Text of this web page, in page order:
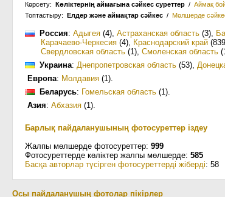
Көрсету: Көліктернің аймағына сәйкес суреттер / Аймақ
Топтастыру: Елдер және аймақтар сәйкес / Мөлшерде
Россия: Адыгея (4), Астраханская область (3),
Карачаево-Черкесия (4), Краснодарский край
Свердловская область (1), Смоленская область
Украина: Днепропетровская область (53),
Европа: Молдавия (1).
Беларусь: Гомельская область (1).
Азия: Абхазия (1).
Барлық пайдаланушының фотосуреттер іздеу
Жалпы мөлшерде фотосуреттер: 999
Фотосуреттерде көліктер жалпы мөлшерде: 585
Басқа авторлар түсірген фотосуреттерді жіберді: 58
Осы пайдаланушың фотолар пікірлер